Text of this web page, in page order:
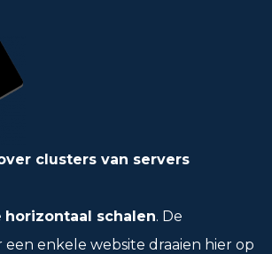
clusters van servers
horizontaal schalen. De
een enkele website draaien hier op